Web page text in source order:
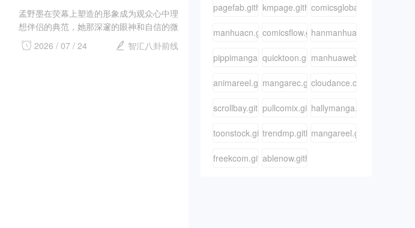
对择偶标准的影响
孟野墨在荧幕上塑造的形象成为观众心中理
想伴侣的典范，她那深邃的眼神和自信的微
笑让人印象深刻。随着剧集的播出，许多女
性开始在周围寻找具有相似特质的男性，似
2026 / 07 / 24 智汇八卦前线
pagefab.github.iokmpage.github.iocomicsglobal.github.io
manhuacn.github.iocomicsflow.github.iohanmanhua.github.io
pippimanga.github.ioquicktoon.github.iomanhuaweb.github.io
animareel.github.iomangarec.github.io
cloudance.cn
scrollbay.github.iopullcomix.github.iohallymanga.github.io
toonstock.github.iotrendmp.github.iomangareel.github.io
freekcom.github.ioablenow.github.io